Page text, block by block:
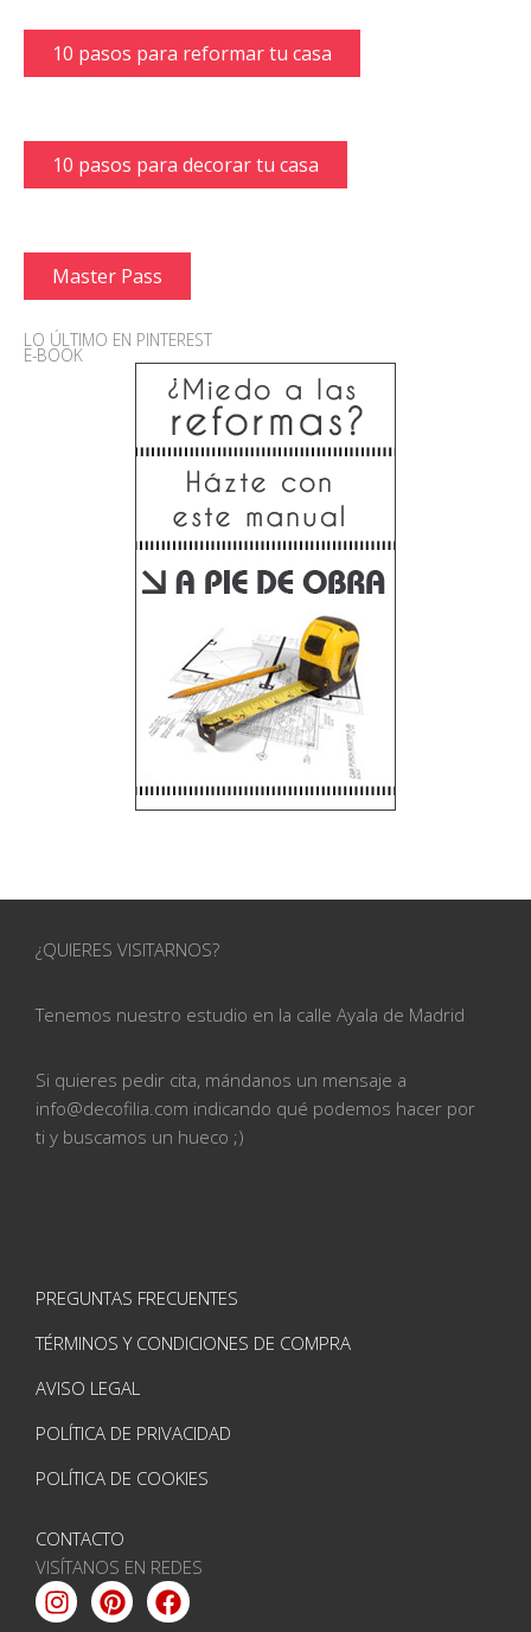
10 pasos para reformar tu casa
10 pasos para decorar tu casa
Master Pass
LO ÚLTIMO EN PINTEREST
E-BOOK
¿QUIERES VISITARNOS?
Tenemos nuestro estudio en la calle Ayala de Madrid
Si quieres pedir cita, mándanos un mensaje a
info@decofilia.com indicando qué podemos hacer por
ti y buscamos un hueco ;)
PREGUNTAS FRECUENTES
TÉRMINOS Y CONDICIONES DE COMPRA
AVISO LEGAL
POLÍTICA DE PRIVACIDAD
POLÍTICA DE COOKIES
CONTACTO
VISÍTANOS EN REDES
Instagram
PinterestFacebook